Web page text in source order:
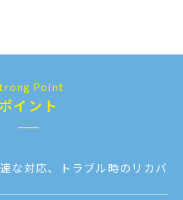
Point
ポイント
な対応、トラブル時のリカバ